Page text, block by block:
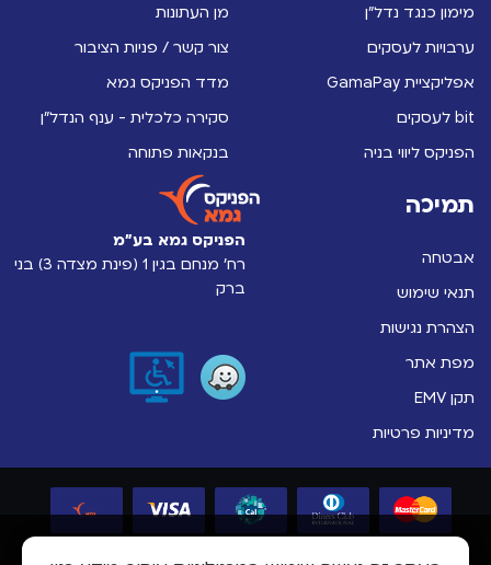
מימון כנגד נדל"ן
ערבויות לעסקים
אפליקציית GamaPay
bit לעסקים
הפניקס ליווי בניה
מן העתונות
צור קשר / פניות הציבור
מדד הפניקס גמא
סקירה כלכלית - ענף הנדל"ן
בנקאות פתוחה
תמיכה
אבטחה
תנאי שימוש
הצהרת נגישות
מפת אתר
תקן EMV
מדיניות פרטיות
הפניקס גמא בע"מ
רח' מנחם בגין 1 (פינת מצדה 3) בני
ברק